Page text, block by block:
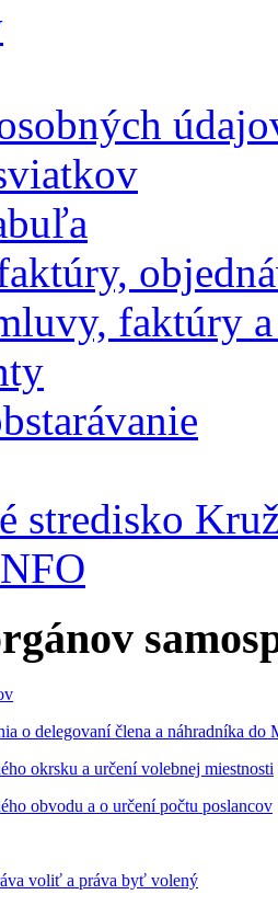
faktúry
stredisko
o delegovaní člena a náhradníka
okrsku a určení volebnej miestnosti
obvodu a o určení počtu poslancov
voliť a práva byť volený